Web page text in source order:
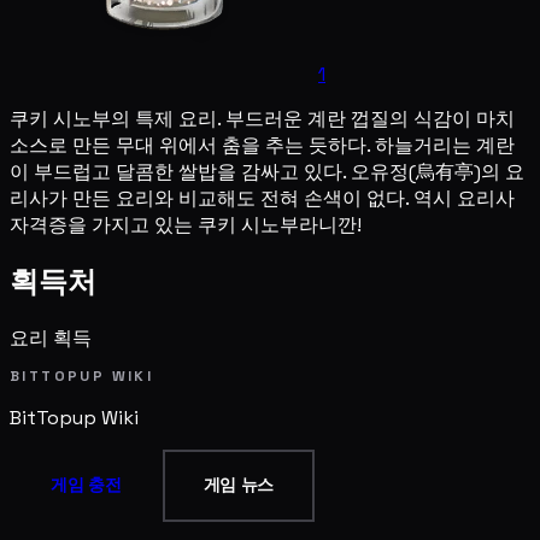
1
쿠키 시노부의 특제 요리. 부드러운 계란 껍질의 식감이 마치
소스로 만든 무대 위에서 춤을 추는 듯하다. 하늘거리는 계란
이 부드럽고 달콤한 쌀밥을 감싸고 있다. 오유정(烏有亭)의 요
리사가 만든 요리와 비교해도 전혀 손색이 없다. 역시 요리사
자격증을 가지고 있는 쿠키 시노부라니깐!
획득처
요리 획득
BITTOPUP WIKI
BitTopup Wiki
게임 충전 게임 뉴스